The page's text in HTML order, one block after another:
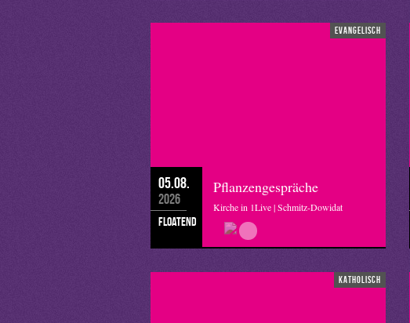
evangelisch
05.08.
2026
floatend
Pflanzengespräche
Kirche in 1Live | Schmitz-Dowidat
katholisch